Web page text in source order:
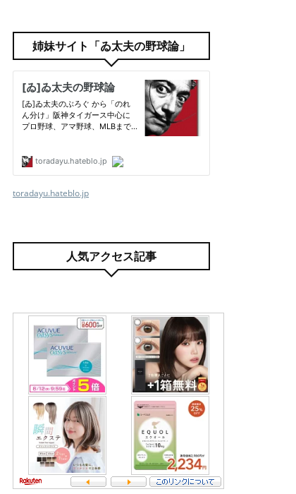
姉妹サイト「ゐ太夫の野球論」
toradayu.hateblo.jp
人気アクセス記事